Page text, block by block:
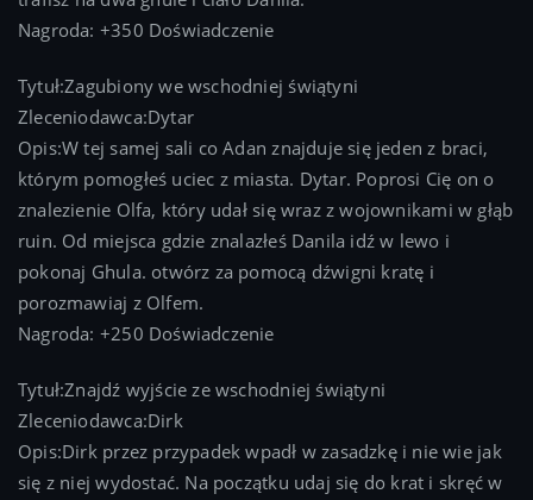
Nagroda: +350 Doświadczenie
Tytuł:Zagubiony we wschodniej świątyni
Zleceniodawca:Dytar
Opis:W tej samej sali co Adan znajduje się jeden z braci,
którym pomogłeś uciec z miasta. Dytar. Poprosi Cię on o
znalezienie Olfa, który udał się wraz z wojownikami w głąb
ruin. Od miejsca gdzie znalazłeś Danila idź w lewo i
pokonaj Ghula. otwórz za pomocą dźwigni kratę i
porozmawiaj z Olfem.
Nagroda: +250 Doświadczenie
Tytuł:Znajdź wyjście ze wschodniej świątyni
Zleceniodawca:Dirk
Opis:Dirk przez przypadek wpadł w zasadzkę i nie wie jak
się z niej wydostać. Na początku udaj się do krat i skręć w